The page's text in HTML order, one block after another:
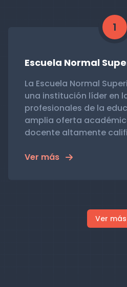
1
Escuela Normal
La Escuela Normal
una institución líder en
profesionales de la
amplia oferta
docente altamente
Ver más
Ver más